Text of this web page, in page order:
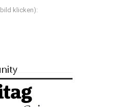
klicken):